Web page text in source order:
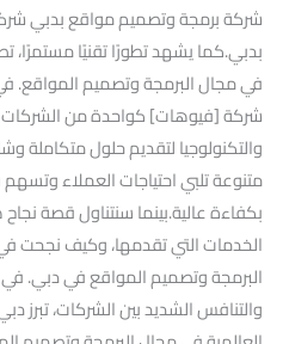
شركة برمجة وتصميم مواقع بدبي
بدبي.كما يشهد تطورًا تقنيًا مستمرًا،
في مجال البرمجة وتصميم المواقع.
شركة [فيوهات] كواحدة من الشركات
والتكنولوجيا لتقديم حلول متكاملة
متنوعة تلبي احتياجات العملاء
بكفاءة عالية.بينما سنتناول قصة
الخدمات التي تقدمها، وكيف
البرمجة وتصميم المواقع في دبي. في
والتنافس الشديد بين الشركات، تبرز